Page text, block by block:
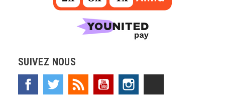
SUIVEZ NOUS
Facebook Twitter Rss YouTube